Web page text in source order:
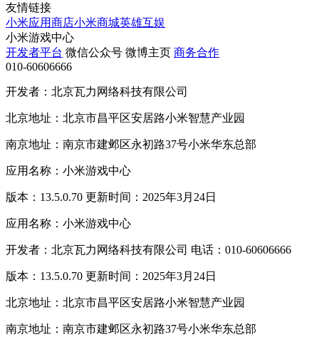
友情链接
小米应用商店小米商城英雄互娱
小米游戏中心
开发者平台 微信公众号 微博主页 商务合作
010-60606666
开发者：北京瓦力网络科技有限公司
北京地址：北京市昌平区安居路小米智慧产业园
南京地址：南京市建邺区永初路37号小米华东总部
应用名称：小米游戏中心
版本：13.5.0.70 更新时间：2025年3月24日
应用名称：小米游戏中心
开发者：北京瓦力网络科技有限公司 电话：010-60606666
版本：13.5.0.70 更新时间：2025年3月24日
北京地址：北京市昌平区安居路小米智慧产业园
南京地址：南京市建邺区永初路37号小米华东总部